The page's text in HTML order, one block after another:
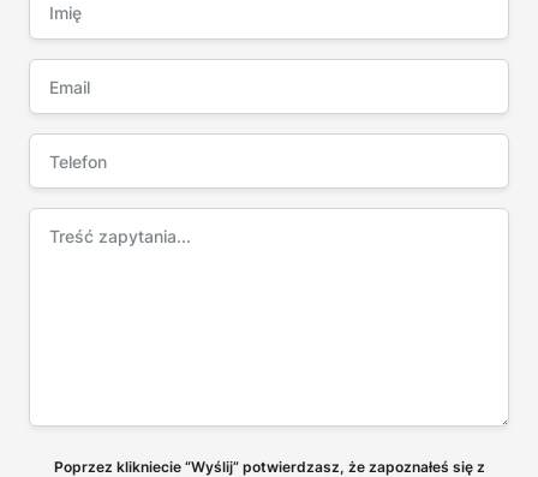
Poprzez klikniecie “Wyślij” potwierdzasz, że zapoznałeś się z